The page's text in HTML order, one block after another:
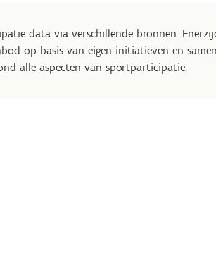
data via verschillende bronnen.
op basis van eigen initiatieven en
alle aspecten van sportparticipatie.